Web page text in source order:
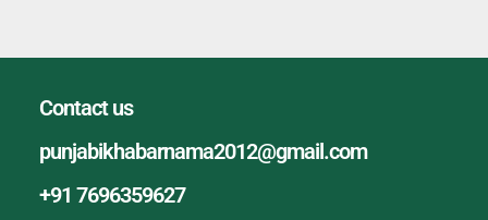
Contact us
punjabikhabarnama2012@gmail.com
+91 7696359627